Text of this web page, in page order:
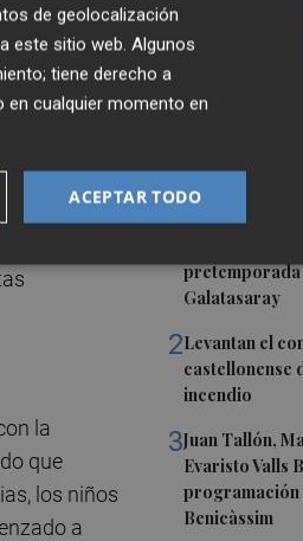
Últimas
El Villarreal
Galatasaray
2Levantan el
castellonense
incendio
3Juan Tallón,
Evaristo Valls
programación
Benicàssim
más
de los
a
12
a generar
agua se
la
que
los niños
a
de geolocalización
este sitio web. Algunos
tiene derecho a
en cualquier momento en
ACEPTAR TODO